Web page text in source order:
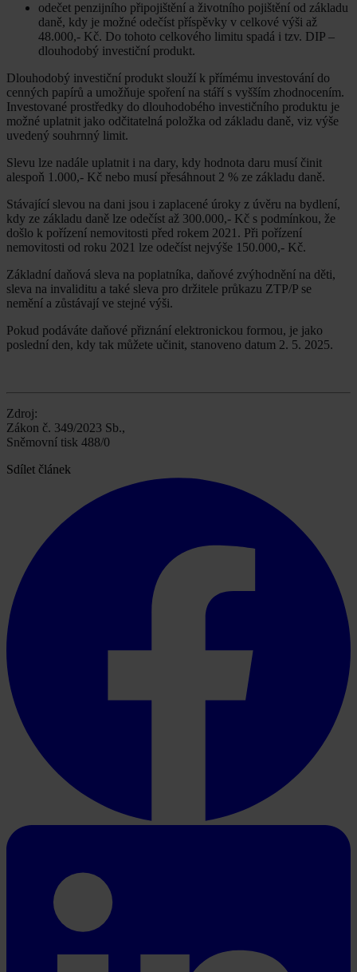
odečet penzijního připojištění a životního pojištění od základu
daně, kdy je možné odečíst příspěvky v celkové výši až
48.000,- Kč. Do tohoto celkového limitu spadá i tzv. DIP –
dlouhodobý investiční produkt.
Dlouhodobý investiční produkt slouží k přímému investování do
cenných papírů a umožňuje spoření na stáří s vyšším zhodnocením.
Investované prostředky do dlouhodobého investičního produktu je
možné uplatnit jako odčitatelná položka od základu daně, viz výše
uvedený souhrnný limit.
Slevu lze nadále uplatnit i na dary, kdy hodnota daru musí činit
alespoň 1.000,- Kč nebo musí přesáhnout 2 % ze základu daně.
Stávající slevou na dani jsou i zaplacené úroky z úvěru na bydlení,
kdy ze základu daně lze odečíst až 300.000,- Kč s podmínkou, že
došlo k pořízení nemovitosti před rokem 2021. Při pořízení
nemovitosti od roku 2021 lze odečíst nejvýše 150.000,- Kč.
Základní daňová sleva na poplatníka, daňové zvýhodnění na děti,
sleva na invaliditu a také sleva pro držitele průkazu ZTP/P se
nemění a zůstávají ve stejné výši.
Pokud podáváte daňové přiznání elektronickou formou, je jako
poslední den, kdy tak můžete učinit, stanoveno datum 2. 5. 2025.
Zdroj:
Zákon č. 349/2023 Sb.,
Sněmovní tisk 488/0
Sdílet článek